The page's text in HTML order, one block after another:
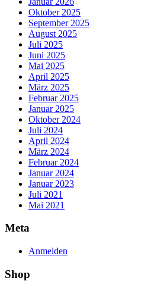
Oktober 2025
September 2025
August 2025
Juli 2025
Juni 2025
Mai 2025
April 2025
März 2025
Februar 2025
Januar 2025
Oktober 2024
Juli 2024
April 2024
März 2024
Februar 2024
Januar 2024
Januar 2023
Juli 2021
Mai 2021
Meta
Anmelden
Shop